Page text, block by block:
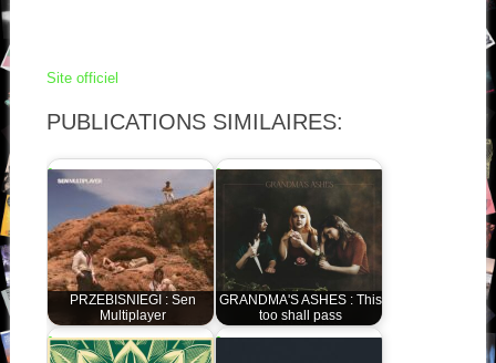
Site officiel
PUBLICATIONS SIMILAIRES:
PRZEBISNIEGI : Sen
Multiplayer
GRANDMA'S ASHES : This
too shall pass